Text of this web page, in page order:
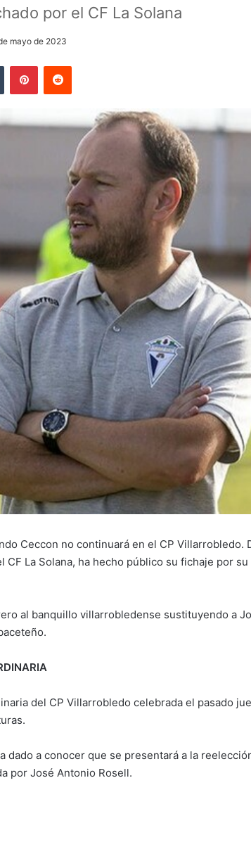
por el CF La Solana
mayo de 2023
Ceccon no continuará en el CP Villarrobledo.
CF La Solana, ha hecho público su fichaje por
al banquillo villarrobledense sustituyendo a
del CP Villarrobledo celebrada el pasado
dado a conocer que se presentará a la
por José Antonio Rosell.